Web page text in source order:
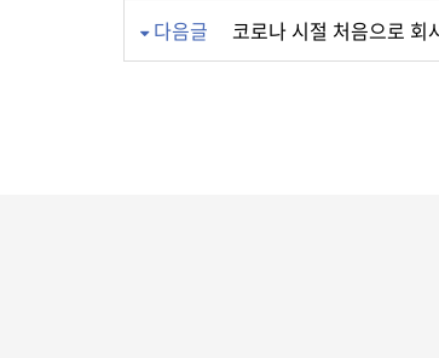
다음글 코로나 시절 처음으로